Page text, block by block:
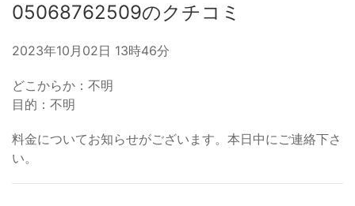
05068762509のクチコミ
2023年10月02日 13時46分
どこからか：不明
目的：不明
料金についてお知らせがございます。本日中にご連絡下さ
い。